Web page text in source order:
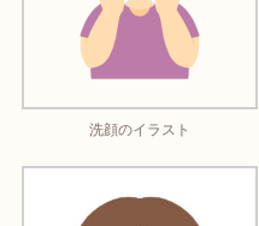
洗顔のイラスト